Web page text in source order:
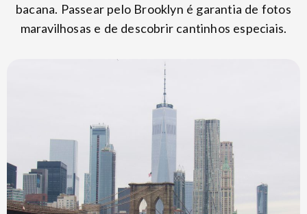
bacana. Passear pelo Brooklyn é garantia de fotos
maravilhosas e de descobrir cantinhos especiais.